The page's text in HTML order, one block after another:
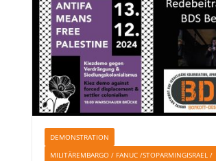
DEMONSTRATION
MILITÄREMBARGO / FANUC /STOPARMINGISRAEL /